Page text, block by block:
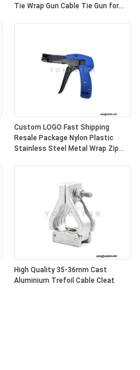
Tie Wrap Gun Cable Tie Gun for
Custom LOGO Fast Shipping
Resale Package Nylon Plastic
Stainless Steel Metal Wrap Zip
High Quality 35-36mm Cast
Aluminium Trefoil Cable Cleat